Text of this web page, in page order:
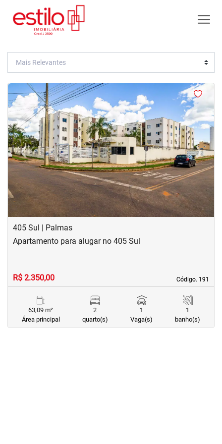
< <
‹Previous ›Next
405 Sul | Palmas
Código. 191
Código. 191
Apartamento para alugar no 405 Sul
R$ 2.350,00
63,09 m²
Área principal
2
quarto(s)
1
Vaga(s)
1
banho(s)